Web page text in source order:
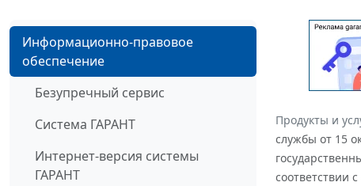
Информационно-правовое
обеспечение
Безупречный сервис
Система ГАРАНТ
Интернет-версия системы
ГАРАНТ
Продукты и
службы от 15
соответствии